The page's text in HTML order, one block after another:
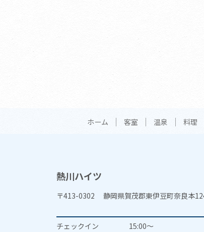
ホーム 客室 温泉 料理
熱川ハイツ
〒413-0302 静岡県賀茂郡東伊豆町奈良本
チェックイン 15:00～